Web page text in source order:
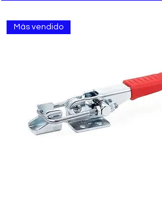
Más vendido